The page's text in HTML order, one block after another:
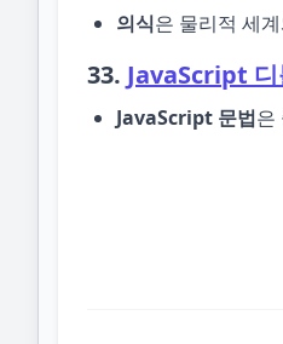
의식은 물리적 세
33. JavaScript 디
JavaScript 문법은